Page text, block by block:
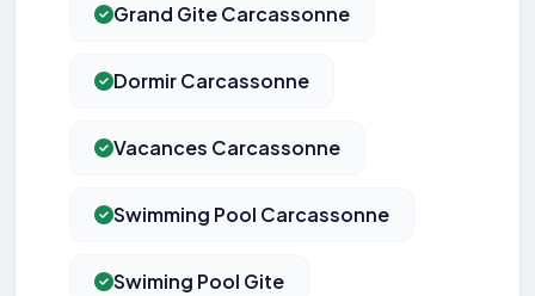
Grand Gite Carcassonne
Dormir Carcassonne
Vacances Carcassonne
Swimming Pool Carcassonne
Swiming Pool Gite